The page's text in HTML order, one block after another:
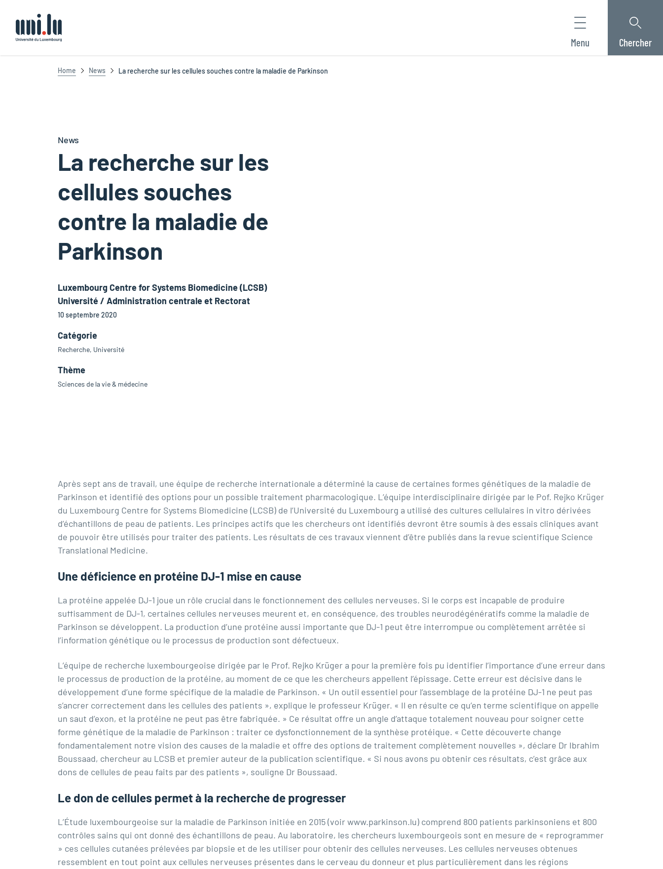
Menu Chercher
Home News La recherche sur les cellules souches contre la maladie de Parkinson
News
La recherche sur les
cellules souches
contre la maladie de
Parkinson
Luxembourg Centre for Systems Biomedicine (LCSB)
Université / Administration centrale et Rectorat
10 septembre 2020
Catégorie
Recherche, Université
Thème
Sciences de la vie & médecine
Après sept ans de travail, une équipe de recherche internationale a déterminé la cause de certaines formes génétiques de la maladie de
Parkinson et identifié des options pour un possible traitement pharmacologique. L’équipe interdisciplinaire dirigée par le Pof. Rejko Krüger
du Luxembourg Centre for Systems Biomedicine (LCSB) de l’Université du Luxembourg a utilisé des cultures cellulaires in vitro dérivées
d’échantillons de peau de patients. Les principes actifs que les chercheurs ont identifiés devront être soumis à des essais cliniques avant
de pouvoir être utilisés pour traiter des patients. Les résultats de ces travaux viennent d’être publiés dans la revue scientifique Science
Translational Medicine.
Une déficience en protéine DJ-1 mise en cause
La protéine appelée DJ-1 joue un rôle crucial dans le fonctionnement des cellules nerveuses. Si le corps est incapable de produire
suffisamment de DJ-1, certaines cellules nerveuses meurent et, en conséquence, des troubles neurodégénératifs comme la maladie de
Parkinson se développent. La production d’une protéine aussi importante que DJ-1 peut être interrompue ou complètement arrêtée si
l’information génétique ou le processus de production sont défectueux.
L’équipe de recherche luxembourgeoise dirigée par le Prof. Rejko Krüger a pour la première fois pu identifier l’importance d’une erreur dans
le processus de production de la protéine, au moment de ce que les chercheurs appellent l’épissage. Cette erreur est décisive dans le
développement d’une forme spécifique de la maladie de Parkinson. « Un outil essentiel pour l’assemblage de la protéine DJ-1 ne peut pas
s’ancrer correctement dans les cellules des patients », explique le professeur Krüger. « Il en résulte ce qu’en terme scientifique on appelle
un saut d’exon, et la protéine ne peut pas être fabriquée. » Ce résultat offre un angle d’attaque totalement nouveau pour soigner cette
forme génétique de la maladie de Parkinson : traiter ce dysfonctionnement de la synthèse protéique. « Cette découverte change
fondamentalement notre vision des causes de la maladie et offre des options de traitement complètement nouvelles », déclare Dr Ibrahim
Boussaad, chercheur au LCSB et premier auteur de la publication scientifique. « Si nous avons pu obtenir ces résultats, c’est grâce aux
dons de cellules de peau faits par des patients », souligne Dr Boussaad.
Le don de cellules permet à la recherche de progresser
L’Étude luxembourgeoise sur la maladie de Parkinson initiée en 2015 (voir www.parkinson.lu) comprend 800 patients parkinsoniens et 800
contrôles sains qui ont donné des échantillons de peau. Au laboratoire, les chercheurs luxembourgeois sont en mesure de « reprogrammer
» ces cellules cutanées prélevées par biopsie et de les utiliser pour obtenir des cellules nerveuses. Les cellules nerveuses obtenues
ressemblent en tout point aux cellules nerveuses présentes dans le cerveau du donneur et plus particulièrement dans les régions